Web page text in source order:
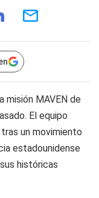
misión MAVEN de
El equipo
tras un movimiento
estadounidense
históricas